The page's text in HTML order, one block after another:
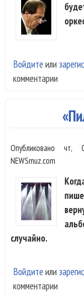
Войдите или
комментарии
Опубликованочт,
NEWSmuz.com
случайно.
Войдите или
комментарии